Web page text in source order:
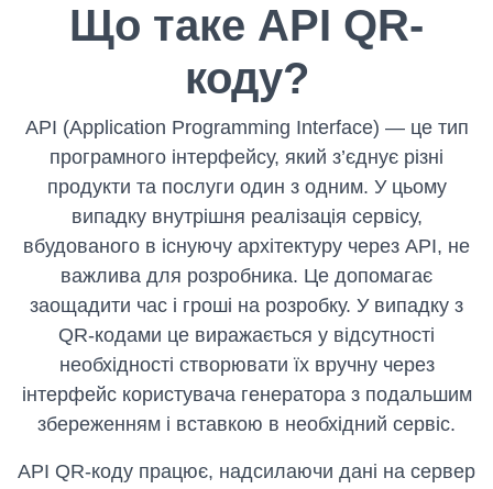
Що таке API QR-
коду?
API (Application Programming Interface) — це тип
програмного інтерфейсу, який з’єднує різні
продукти та послуги один з одним. У цьому
випадку внутрішня реалізація сервісу,
вбудованого в існуючу архітектуру через API, не
важлива для розробника. Це допомагає
заощадити час і гроші на розробку. У випадку з
QR-кодами це виражається у відсутності
необхідності створювати їх вручну через
інтерфейс користувача генератора з подальшим
збереженням і вставкою в необхідний сервіс.
API QR-коду працює, надсилаючи дані на сервер